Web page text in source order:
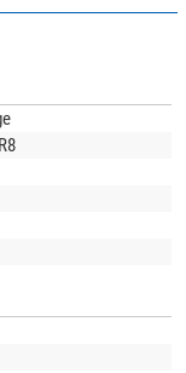
ebenfalls eine
Dieses
Festigkeit und gute
Alle Teile
Material gefräst
bzw. das Produkt in